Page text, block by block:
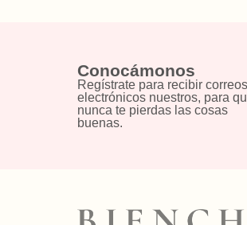
Conocámonos
Regístrate para recibir correos
electrónicos nuestros, para
nunca te pierdas las cosas
buenas.